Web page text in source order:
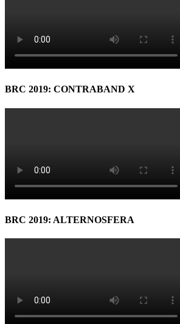
BRC 2019: CONTRABAND X
BRC 2019: ALTERNOSFERA